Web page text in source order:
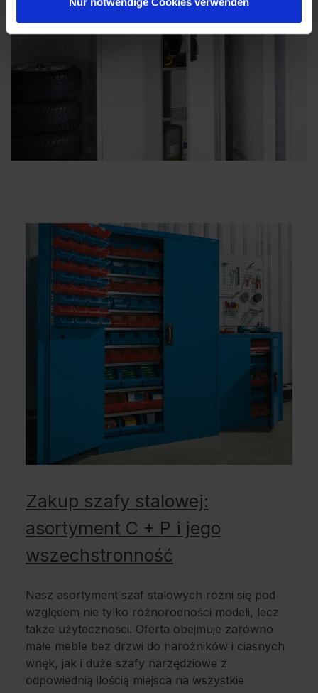
Zakup szafy stalowej:
asortyment C + P i jego
wszechstronność
Nasz asortyment szaf stalowych różni się pod
względem nie tylko różnorodności modeli, lecz
także użyteczności. Oferta obejmuje zarówno
małe meble bez drzwi do narożników i ciasnych
wnęk, jak i duże szafy narzędziowe z
odpowiednią ilością miejsca na wszystkie